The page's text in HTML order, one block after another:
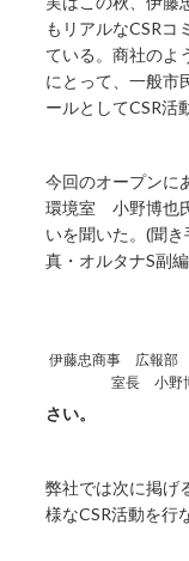
もリアルなCSRコ
ている。商社のよ
にとって、一般市
ールとしてCSR活
今回のオープンに
環境室 小野博也
いを聞いた。(聞
真・オルタナS副
伊藤忠商事 広報部
室長 小野
さい。
弊社では次に掲げ
様なCSR活動を行